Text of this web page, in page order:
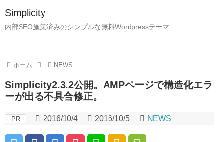
Simplicity
内部SEO施策済みのシンプルな無料Wordpressテーマ
ホーム NEWS
Simplicity2.3.2公開。AMPページで構造化エラ
ーが出る不具合修正。
PR 2016/10/4 2016/10/5 NEWS